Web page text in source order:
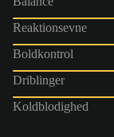
Reaktionsevne
Boldkontrol
Driblinger
Koldblodighed